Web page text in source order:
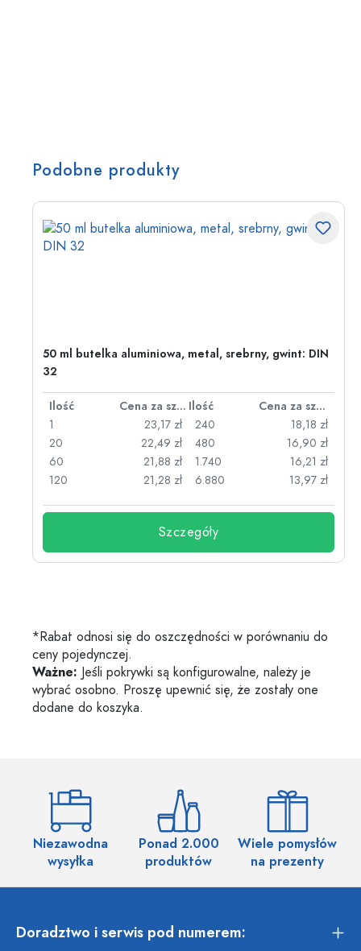
Podobne produkty
50 ml butelka aluminiowa, metal, srebrny, gwint: DIN
32
Ilość Cena za sztukę Ilość
Cena za sztukę
1
23,17 zł
20
22,49 zł
60
21,88 zł
120
21,28 zł
240
18,18 zł
480
16,90 zł
1.740
16,21 zł
6.880
13,97 zł
Szczegóły
*Rabat odnosi się do oszczędności w porównaniu do
ceny pojedynczej.
Ważne: Jeśli pokrywki są konfigurowalne, należy je
wybrać osobno. Proszę upewnić się, że zostały one
dodane do koszyka.
Niezawodna
wysyłka
Ponad 2.000
produktów
Wiele pomysłów
na prezenty
Doradztwo i serwis pod numerem: